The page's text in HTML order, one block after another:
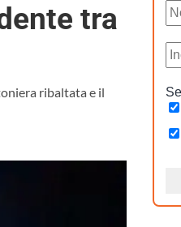
tra
ribaltata e il